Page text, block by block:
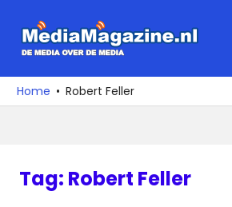
naar
media
over
Home Robert Feller
Tag: Robert Feller